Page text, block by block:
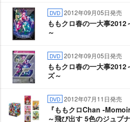
DVD 2012年09月05日発売
ももクロ春の一大事
～
DVD 2012年09月05日発売
ももクロ春の一大事
ズ～
DVD 2012年07月11日発売
『ももクロChan -
～飛び出す 5色のジュブ